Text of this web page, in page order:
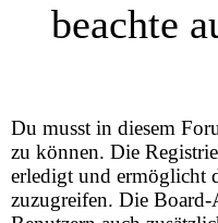
beachte
Du musst in diesem
zu können. Die
erledigt und ermöglicht
zuzugreifen. Die